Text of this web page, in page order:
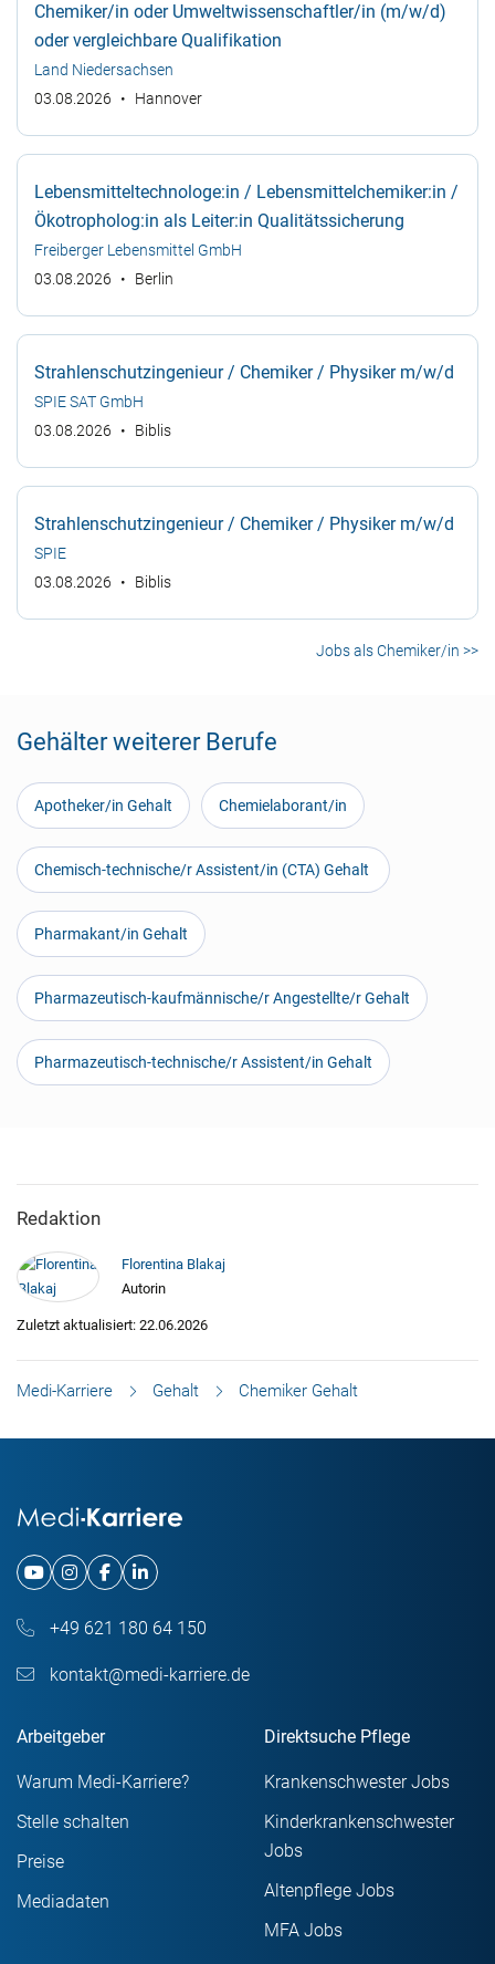
Chemiker/in oder Umweltwissenschaftler/in (m/w/d)
oder vergleichbare Qualifikation
Land Niedersachsen
03.08.2026
Hannover
Lebensmitteltechnologe:in / Lebensmittelchemiker:in /
Ökotropholog:in als Leiter:in Qualitätssicherung
Freiberger Lebensmittel GmbH
03.08.2026
Berlin
Strahlenschutzingenieur / Chemiker / Physiker m/w/d
SPIE SAT GmbH
03.08.2026
Biblis
Strahlenschutzingenieur / Chemiker / Physiker m/w/d
SPIE
03.08.2026
Biblis
Jobs als Chemiker/in >>
Gehälter weiterer Berufe
Apotheker/in Gehalt Chemielaborant/in
Chemisch-technische/r Assistent/in (CTA) Gehalt
Pharmakant/in Gehalt
Pharmazeutisch-kaufmännische/r Angestellte/r Gehalt
Pharmazeutisch-technische/r Assistent/in Gehalt
Redaktion
Florentina Blakaj
Autorin
Zuletzt aktualisiert: 22.06.2026
Medi-Karriere Gehalt Chemiker Gehalt
+49 621 180 64 150
kontakt@medi-karriere.de
Arbeitgeber
Warum Medi-Karriere?
Stelle schalten
Preise
Mediadaten
Direktsuche Pflege
Krankenschwester Jobs
Kinderkrankenschwester
Jobs
Altenpflege Jobs
MFA Jobs